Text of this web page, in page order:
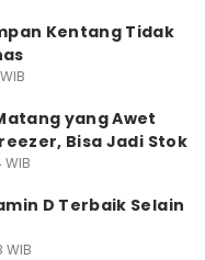
Kentang Tidak
yang Awet
Bisa Jadi Stok
WIB
D Terbaik Selain
WIB